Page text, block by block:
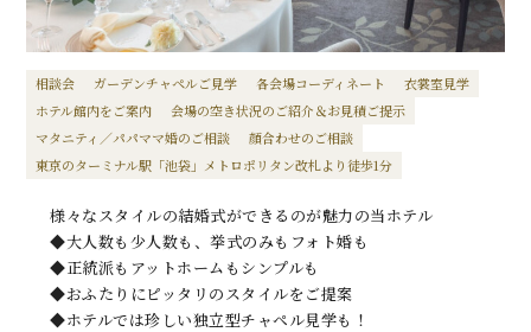
相談会 ガーデンチャペルご見学 各会場コーディネート
衣裳室見学
ホテル館内をご案内
会場の空き状況のご紹介＆お見積ご提示
マタニティ／パパママ婚のご相談
顔合わせのご相談
東京のターミナル駅「池袋」メトロポリタン改札より徒歩1分
様々なスタイルの結婚式ができるのが魅力の当ホテル
◆大人数も少人数も、挙式のみもフォト婚も
◆正統派もアットホームもシンプルも
◆おふたりにピッタリのスタイルをご提案
◆ホテルでは珍しい独立型チャペル見学も！